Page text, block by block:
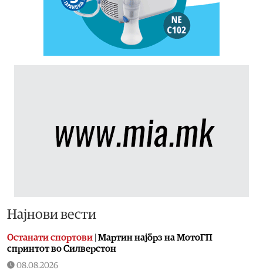
Најнови вести
Останати спортови Мартин најбрз на МотоГП
спринтот во Силверстон
08.08.2026